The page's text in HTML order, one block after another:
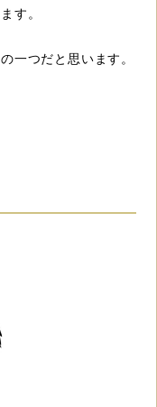
す。
一つだと思います。